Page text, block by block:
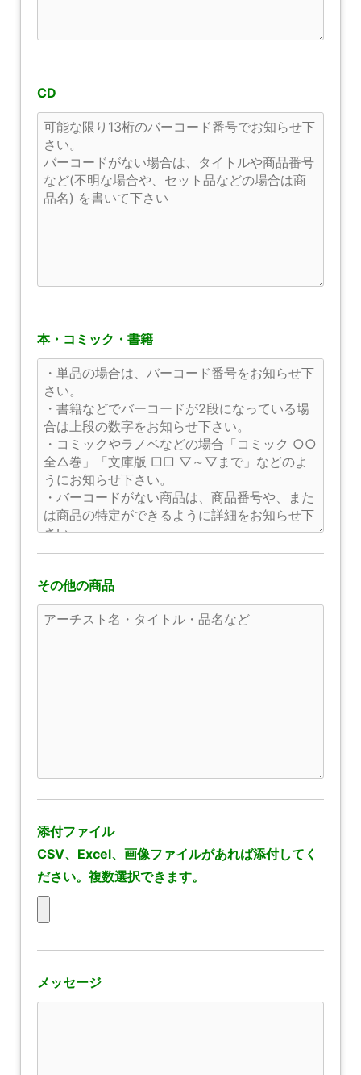
CD
本・コミック・書籍
その他の商品
添付ファイル
CSV、Excel、画像ファイルがあれば添付してく
ださい。複数選択できます。
メッセージ